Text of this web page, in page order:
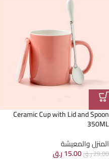
Ceramic Cup with Lid and Spoon
350ML
المنزل والمعيشة
29.00ر.ق15.00ر.ق